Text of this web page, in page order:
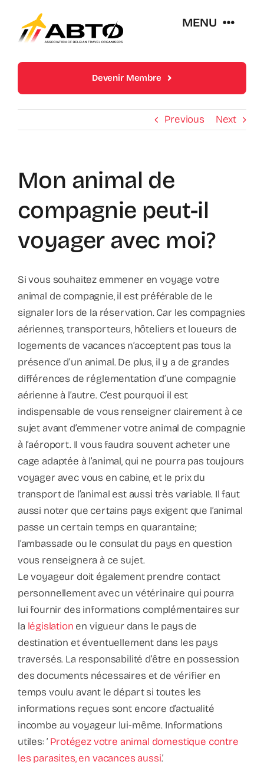
content
MENU
Over Abto
Op Reis Zonder Zorgen
Trends En Evoluties Van De Reissector
Faq
ABC Van De Toeristische Terminologie
Français
Nederlands
Devenir Membre
Previous Next
Mon animal de
compagnie peut-il
voyager avec moi?
Si vous souhaitez emmener en voyage votre
animal de compagnie, il est préférable de le
signaler lors de la réservation. Car les compagnies
aériennes, transporteurs, hôteliers et loueurs de
logements de vacances n’acceptent pas tous la
présence d’un animal. De plus, il y a de grandes
différences de réglementation d’une compagnie
aérienne à l’autre. C’est pourquoi il est
indispensable de vous renseigner clairement à ce
sujet avant d’emmener votre animal de compagnie
à l’aéroport. Il vous faudra souvent acheter une
cage adaptée à l’animal, qui ne pourra pas toujours
voyager avec vous en cabine, et le prix du
transport de l’animal est aussi très variable. Il faut
aussi noter que certains pays exigent que l’animal
passe un certain temps en quarantaine;
l’ambassade ou le consulat du pays en question
vous renseignera à ce sujet.
Le voyageur doit également prendre contact
personnellement avec un vétérinaire qui pourra
lui fournir des informations complémentaires sur
la législation en vigueur dans le pays de
destination et éventuellement dans les pays
traversés. La responsabilité d’être en possession
des documents nécessaires et de vérifier en
temps voulu avant le départ si toutes les
informations reçues sont encore d’actualité
incombe au voyageur lui-même. Informations
utiles: ‘ Protégez votre animal domestique contre
les parasites, en vacances aussi.’